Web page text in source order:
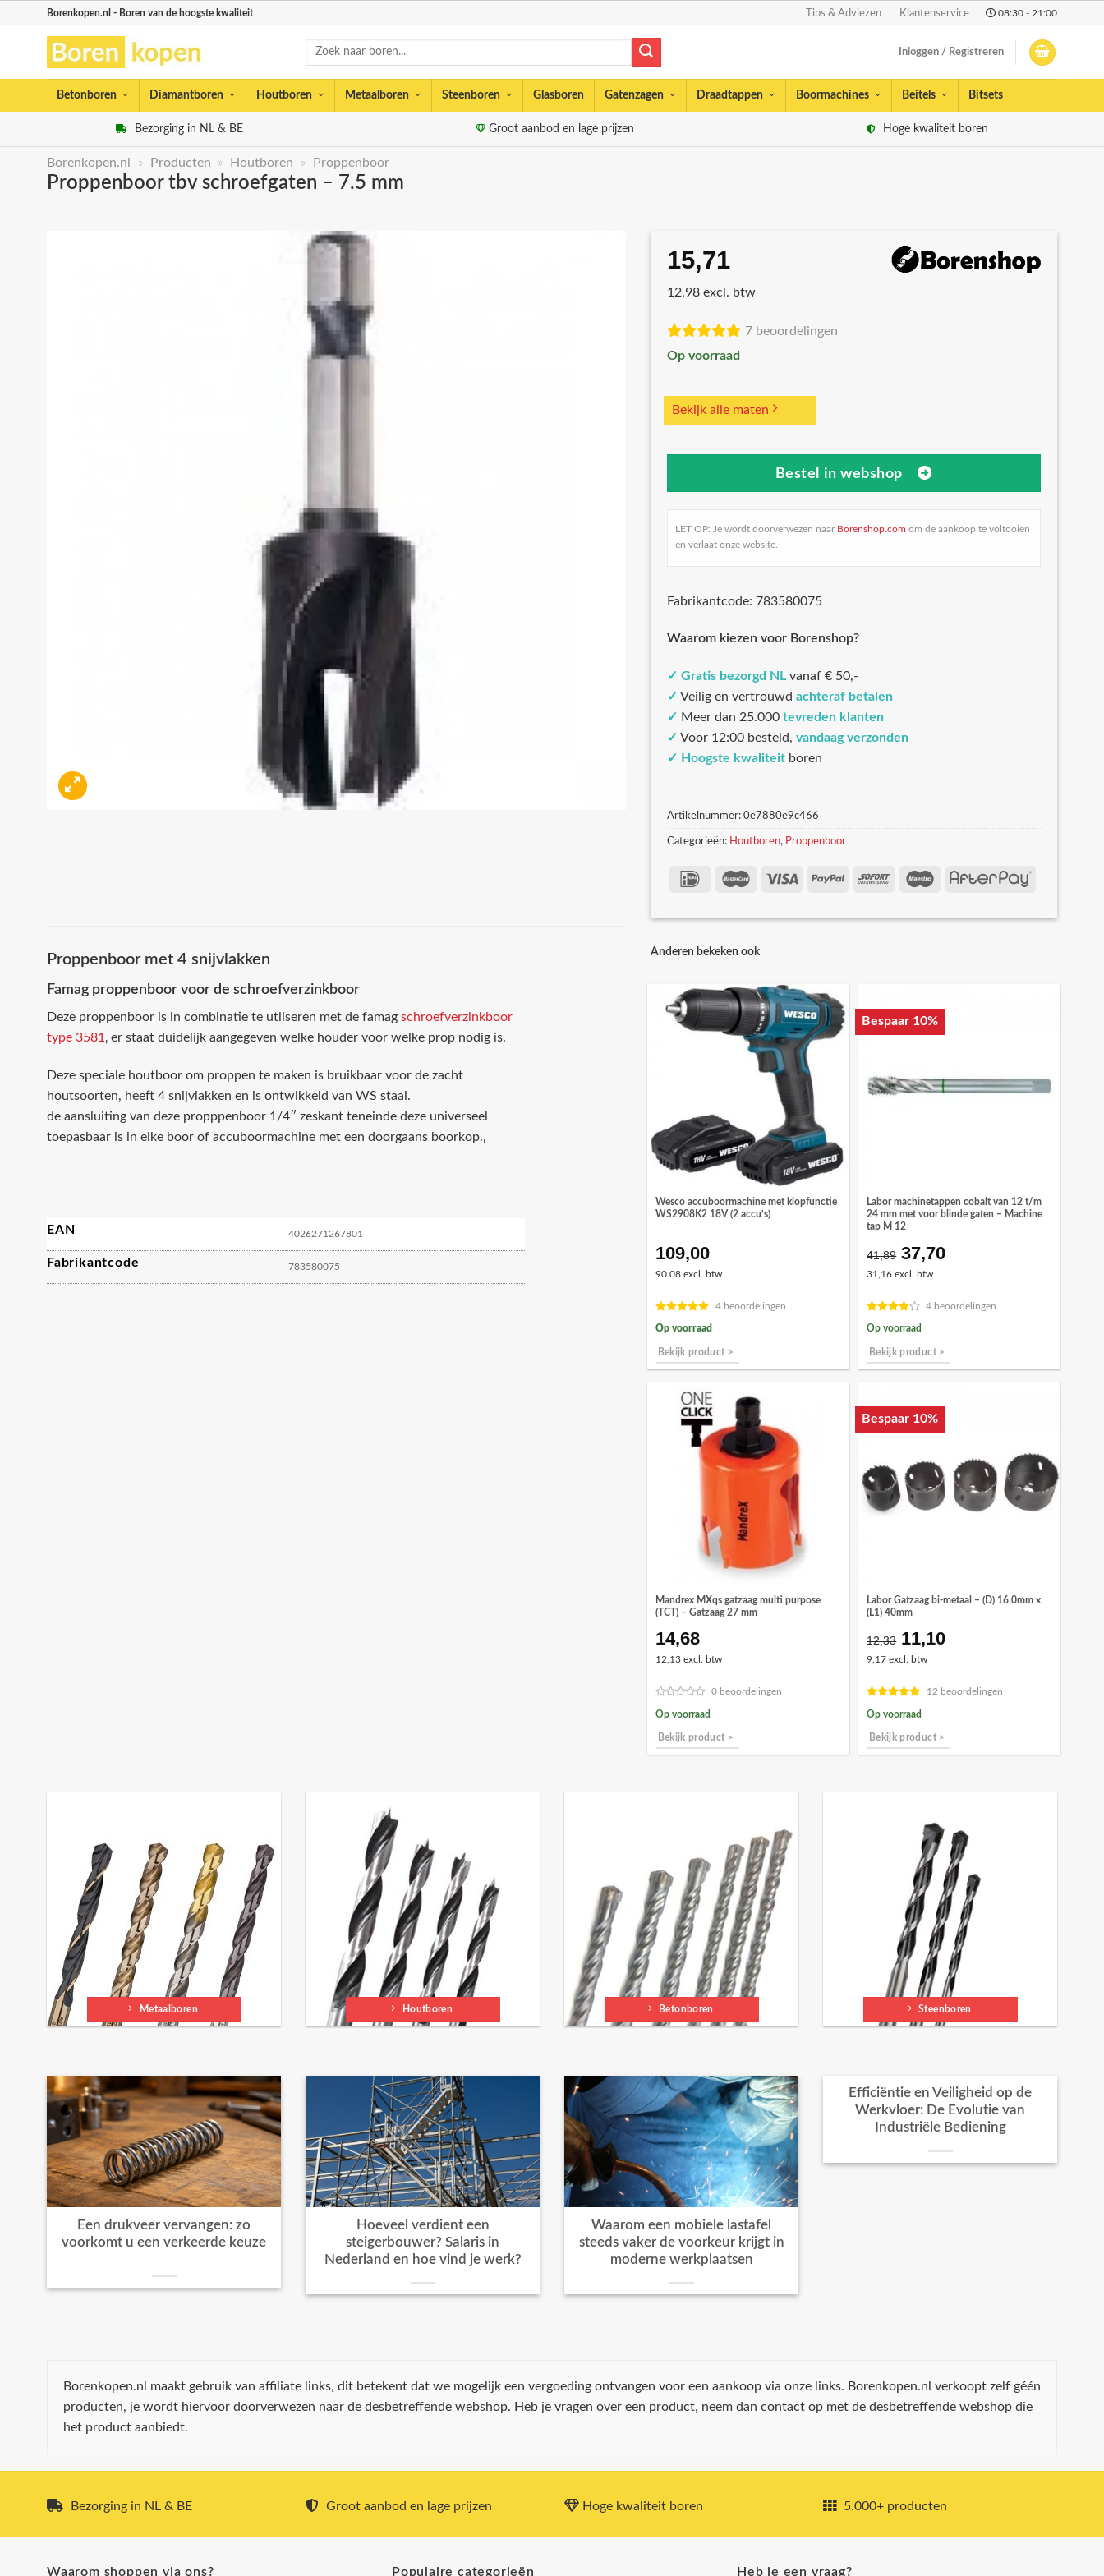
Borenkopen.nl - Boren van de hoogste kwaliteit Tips & Adviezen Klantenservice 08:30 - 21:00
Zoeken
Inloggen / Registreren
Betonboren Diamantboren Houtboren Metaalboren Steenboren Glasboren Gatenzagen Draadtappen Boormachines Beitels Bitsets
Bezorging in NL & BE Groot aanbod en lage prijzen Hoge kwaliteit boren
Borenkopen.nl » Producten » Houtboren » Proppenboor
Proppenboor tbv schroefgaten – 7.5 mm
15,71
12,98 excl. btw
7 beoordelingen
Op voorraad
Bekijk alle maten
Bestel in webshop
LET OP: Je wordt doorverwezen naar Borenshop.com om de aankoop te voltooien
en verlaat onze website.
Fabrikantcode: 783580075
Waarom kiezen voor Borenshop?
✓ Gratis bezorgd NL vanaf € 50,-
✓ Veilig en vertrouwd achteraf betalen
✓ Meer dan 25.000 tevreden klanten
✓ Voor 12:00 besteld, vandaag verzonden
✓ Hoogste kwaliteit boren
Artikelnummer: 0e7880e9c466
Categorieën: Houtboren, Proppenboor
Proppenboor met 4 snijvlakken
Famag proppenboor voor de schroefverzinkboor
Deze proppenboor is in combinatie te utliseren met de famag schroefverzinkboor
type 3581‚ er staat duidelijk aangegeven welke houder voor welke prop nodig is.
Deze speciale houtboor om proppen te maken is bruikbaar voor de zacht
houtsoorten, heeft 4 snijvlakken en is ontwikkeld van WS staal.
de aansluiting van deze propppenboor 1/4″ zeskant teneinde deze universeel
toepasbaar is in elke boor of accuboormachine met een doorgaans boorkop.‚
EAN 4026271267801
Fabrikantcode 783580075
Anderen bekeken ook
Wesco accuboormachine met klopfunctie
WS2908K2 18V (2 accu’s)
109,00
90.08 excl. btw
4 beoordelingen
Op voorraad
Bekijk product >
Bespaar 10%
Labor machinetappen cobalt van 12 t/m
24 mm met voor blinde gaten – Machine
tap M 12
41,89 Oorspronkelijke
prijs
€41,89.
37,70Huidige
€37,70.
31,16 excl. btw
4 beoordelingen
Op voorraad
Bekijk product >
Mandrex MXqs gatzaag multi purpose
(TCT) – Gatzaag 27 mm
14,68
12,13 excl. btw
0 beoordelingen
Op voorraad
Bekijk product >
Bespaar 10%
Labor Gatzaag bi-metaal – (D) 16.0mm x
(L1) 40mm
12,33 Oorspronkelijke
prijs
€12,33.
11,10Huidige
€11,10.
9,17 excl. btw
12 beoordelingen
Op voorraad
Bekijk product >
Metaalboren Houtboren Betonboren Steenboren
Een drukveer vervangen: zo
voorkomt u een verkeerde keuze
Hoeveel verdient een
steigerbouwer? Salaris in
Nederland en hoe vind je werk?
Waarom een mobiele lastafel
steeds vaker de voorkeur krijgt in
moderne werkplaatsen
Efficiëntie en Veiligheid op de
Werkvloer: De Evolutie van
Industriële Bediening
Borenkopen.nl maakt gebruik van affiliate links, dit betekent dat we mogelijk een vergoeding ontvangen voor een aankoop via onze links. Borenkopen.nl verkoopt zelf géén
producten, je wordt hiervoor doorverwezen naar de desbetreffende webshop. Heb je vragen over een product, neem dan contact op met de desbetreffende webshop die
het product aanbiedt.
Bezorging in NL & BE Groot aanbod en lage prijzen Hoge kwaliteit boren 5.000+ producten
Waarom shoppen via ons? Populaire categorieën Heb je een vraag?